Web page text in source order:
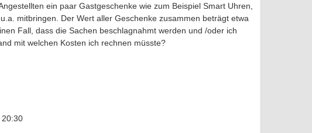
ein paar Gastgeschenke wie zum Beispiel Smart Uhren,
mitbringen. Der Wert aller Geschenke zusammen beträgt etwa
Fall, dass die Sachen beschlagnahmt werden und /oder ich
mit welchen Kosten ich rechnen müsste?
20:30